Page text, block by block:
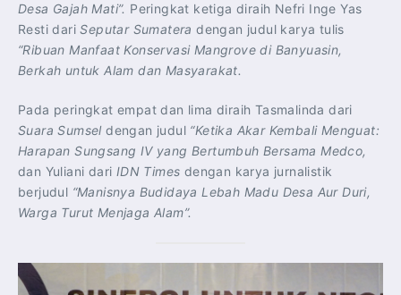
Desa Gajah Mati”. Peringkat ketiga diraih Nefri Inge Yas
Resti dariSeputar Sumatera dengan judul karya tulis
“Ribuan Manfaat Konservasi Mangrove di Banyuasin,
Berkah untuk Alam dan Masyarakat.
Pada peringkat empat dan lima diraih Tasmalinda dari
Suara Sumseldengan judul “Ketika Akar Kembali Menguat:
Harapan Sungsang IV yang Bertumbuh Bersama Medco,
dan Yuliani dari IDN Times dengan karya jurnalistik
berjudul “Manisnya Budidaya Lebah Madu Desa Aur Duri,
Warga Turut Menjaga Alam”.